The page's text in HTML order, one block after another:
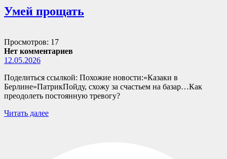
Умей прощать
Просмотров: 17
Нет комментариев
12.05.2026
Поделиться ссылкой: Похожие новости:«Казаки в
Берлине»ПатрикПойду, схожу за счастьем на базар…Как
преодолеть постоянную тревогу?
Читать далее